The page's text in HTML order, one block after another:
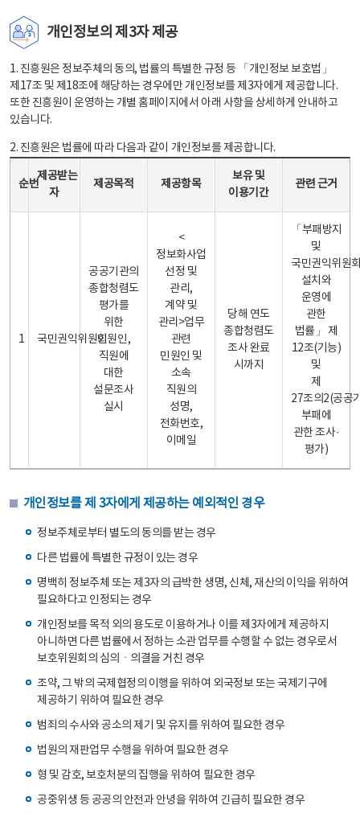
개인정보의 제3자 제공
1. 진흥원은 정보주체의 동의, 법률의 특별한 규정 등 「개인정보 보호법」
제17조 및 제18조에 해당하는 경우에만 개인정보를 제3자에게 제공합니다.
또한 진흥원이 운영하는 개별 홈페이지에서 아래 사항을 상세하게 안내하고
있습니다.
2. 진흥원은 법률에 따라 다음과 같이 개인정보를 제공합니다.
순번
제공받는
자
제공목적 제공항목
보유 및
이용기간
관련 근거
1 국민권익위원회
공공기관의
종합청렴도
평가를
위한
민원인,
직원에
대한
설문조사
실시
<
정보화사업
선정 및
관리,
계약 및
관리>업무
관련
민원인 및
소속
직원의
성명,
전화번호,
이메일
당해 연도
종합청렴도
조사 완료
시까지
「부패방지
및
국민권익위원
설치와
운영에
관한
법률」 제
12조(기능)
및
제
27조의2(공공
부패에
관한 조사·
평가)
개인정보를 제 3자에게 제공하는 예외적인 경우
정보주체로부터 별도의 동의를 받는 경우
다른 법률에 특별한 규정이 있는 경우
명백히 정보주체 또는 제3자의 급박한 생명, 신체, 재산의 이익을 위하여
필요하다고 인정되는 경우
개인정보를 목적 외의 용도로 이용하거나 이를 제3자에게 제공하지
아니하면 다른 법률에서 정하는 소관 업무를 수행할 수 없는 경우로서
보호위원회의 심의ㆍ의결을 거친 경우
조약, 그 밖의 국제협정의 이행을 위하여 외국정보 또는 국제기구에
제공하기 위하여 필요한 경우
범죄의 수사와 공소의 제기 및 유지를 위하여 필요한 경우
법원의 재판업무 수행을 위하여 필요한 경우
형 및 감호, 보호처분의 집행을 위하여 필요한 경우
공중위생 등 공공의 안전과 안녕을 위하여 긴급히 필요한 경우